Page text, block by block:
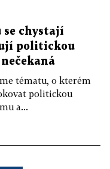
se chystají
politickou
tématu, o kterém
politickou
a...